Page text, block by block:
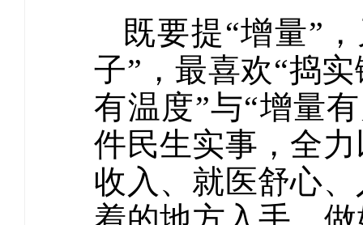
既要提“增量”
子”，最喜欢“捣
有温度”与“增量
件民生实事，全
收入、就医舒心